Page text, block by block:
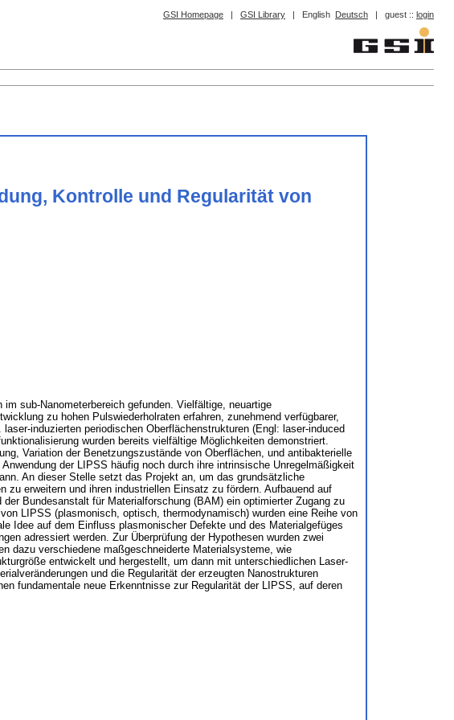
GSI Homepage | GSI Library | English Deutsch | guest :: login
Kontrolle und Regularität von
sub-Nanometerbereich gefunden. Vielfältige, neuartige
zu hohen Pulswiederholraten erfahren, zunehmend verfügbarer,
induzierten periodischen Oberflächenstrukturen (Engl: laser-induced
wurden bereits vielfältige Möglichkeiten demonstriert.
Variation der Benetzungszustände von Oberflächen, und antibakterielle
der LIPSS häufig noch durch ihre intrinsische Unregelmäßigkeit
An dieser Stelle setzt das Projekt an, um das grundsätzliche
erweitern und ihren industriellen Einsatz zu fördern. Aufbauend auf
Bundesanstalt für Materialforschung (BAM) ein optimierter Zugang zu
LIPSS (plasmonisch, optisch, thermodynamisch) wurden eine Reihe von
Idee auf dem Einfluss plasmonischer Defekte und des Materialgefüges
adressiert werden. Zur Überprüfung der Hypothesen wurden zwei
dazu verschiedene maßgeschneiderte Materialsysteme, wie
entwickelt und hergestellt, um dann mit unterschiedlichen Laser-
und die Regularität der erzeugten Nanostrukturen
fundamentale neue Erkenntnisse zur Regularität der LIPSS, auf deren